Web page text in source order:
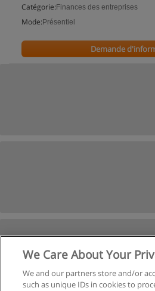
Catégorie: Finances des entreprises
Mode: Présentiel
Demande
We Care About Your
We and our partners store and/or
such as unique IDs in cookies to